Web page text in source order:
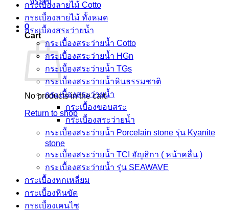
0
Cart
No products in the cart.
Return to shop
กระเบื้องลายไม้ Cotto
กระเบื้องลายไม้ ทั้งหมด
กระเบื้องสระว่ายน้ำ
กระเบื้องสระว่ายน้ำ Cotto
กระเบื้องสระว่ายน้ำ HGn
กระเบื้องสระว่ายน้ำ TGs
กระเบื้องสระว่ายน้ำหินธรรมชาติ
กระเบื้องสระว่ายนํ้า
กระเบื้องขอบสระ
กระเบื้องสระว่ายนํ้า
กระเบื้องสระว่ายนํ้า Porcelain stone รุ่น Kyanite
stone
กระเบื้องสระว่ายนํ้า TCI อัญธิกา ( หน้าคลื่น )
กระเบื้องสระว่ายนํ้า รุ่น SEAWAVE
กระเบื้องหกเหลี่ยม
กระเบื้องหินขัด
กระเบื้องเคนไซ